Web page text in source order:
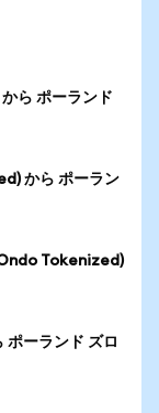
ら ポーランド
から ポーラン
Tokenized)
ーランド ズロ